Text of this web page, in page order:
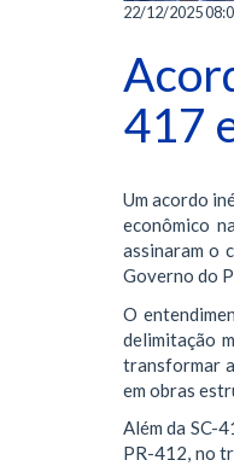
22/12/2025
417
Um acordo
econômico
assinaram o
Governo do
O
delimitação
transformar
em obras
Além da SC-
PR-412, no